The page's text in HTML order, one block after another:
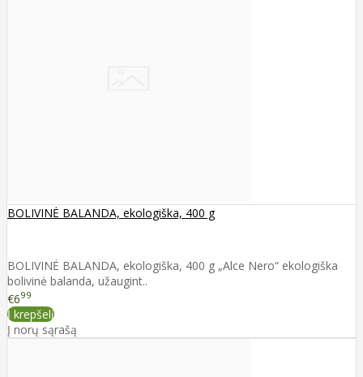
BOLIVINĖ BALANDA, ekologiška, 400 g
BOLIVINĖ BALANDA, ekologiška, 400 g „Alce Nero“ ekologiška
bolivinė balanda, užaugint..
€699
Į krepšelį
Į norų sąrašą